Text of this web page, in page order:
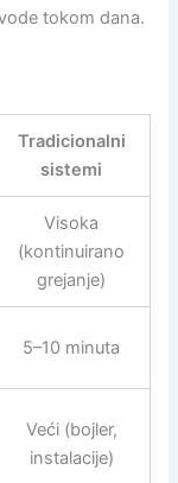
tokom dana.
Tradicionalni
sistemi
Visoka
(kontinuirano
grejanje)
5–10 minuta
Veći (bojler,
instalacije)